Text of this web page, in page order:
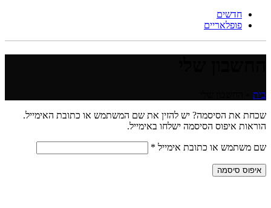
חדשים
פופלאריים
בית
שכחת את הסיסמה? יש להזין את שם המשתמש או כתובת האימייל.
הוראות איפוס הסיסמה ישלחו באימייל.
שם משתמש או כתובת אימייל *
איפוס סיסמה